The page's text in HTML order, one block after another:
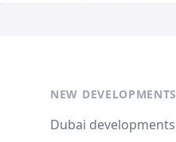
NEW DEVELOPMENTS
Dubai developments